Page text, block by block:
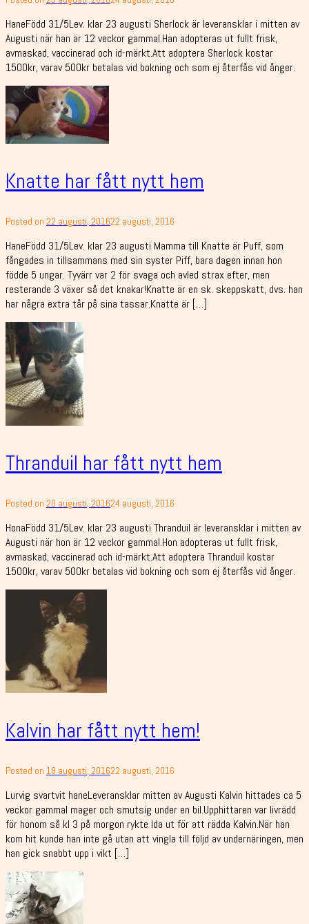
HaneFödd 31/5Lev. klar 23 augusti Sherlock är leveransklar i mitten av
Augusti när han är 12 veckor gammal.Han adopteras ut fullt frisk,
avmaskad, vaccinerad och id-märkt.Att adoptera Sherlock kostar
1500kr, varav 500kr betalas vid bokning och som ej återfås vid ånger.
Knatte har fått nytt hem
Posted on 22 augusti, 201622 augusti, 2016
HaneFödd 31/5Lev. klar 23 augusti Mamma till Knatte är Puff, som
fångades in tillsammans med sin syster Piff, bara dagen innan hon
födde 5 ungar. Tyvärr var 2 för svaga och avled strax efter, men
resterande 3 växer så det knakar!Knatte är en sk. skeppskatt, dvs. han
har några extra tår på sina tassar.Knatte är […]
Thranduil har fått nytt hem
Posted on 20 augusti, 201624 augusti, 2016
HonaFödd 31/5Lev. klar 23 augusti Thranduil är leveransklar i mitten av
Augusti när hon är 12 veckor gammal.Hon adopteras ut fullt frisk,
avmaskad, vaccinerad och id-märkt.Att adoptera Thranduil kostar
1500kr, varav 500kr betalas vid bokning och som ej återfås vid ånger.
Kalvin har fått nytt hem!
Posted on 18 augusti, 201622 augusti, 2016
Lurvig svartvit haneLeveransklar mitten av Augusti Kalvin hittades ca 5
veckor gammal mager och smutsig under en bil.Upphittaren var livrädd
för honom så kl 3 på morgon rykte Ida ut för att rädda Kalvin.När han
kom hit kunde han inte gå utan att vingla till följd av undernäringen, men
han gick snabbt upp i vikt […]